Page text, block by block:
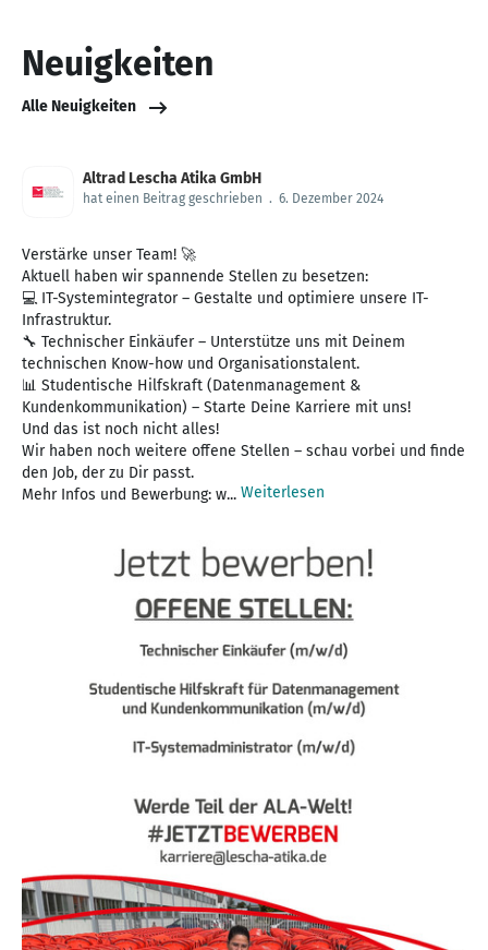
Neuigkeiten
Alle Neuigkeiten
Altrad Lescha Atika GmbH
hat einen Beitrag geschrieben . 6. Dezember 2024
Verstärke unser Team! 🚀
Aktuell haben wir spannende Stellen zu besetzen:
💻 IT-Systemintegrator – Gestalte und optimiere unsere IT-
Infrastruktur.
🔧 Technischer Einkäufer – Unterstütze uns mit Deinem
technischen Know-how und Organisationstalent.
📊 Studentische Hilfskraft (Datenmanagement &
Kundenkommunikation) – Starte Deine Karriere mit uns!
Und das ist noch nicht alles!
Wir haben noch weitere offene Stellen – schau vorbei und finde
den Job, der zu Dir passt.
Mehr Infos und Bewerbung: w... Weiterlesen